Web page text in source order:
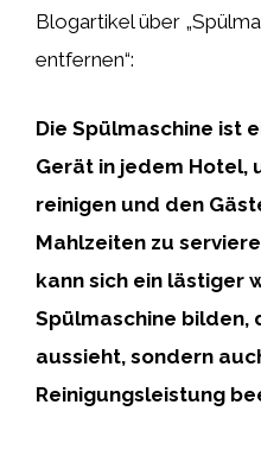
Blogartikel über
entfernen“:
Die Spülmaschine ist
Gerät in jedem Hotel,
reinigen und den
Mahlzeiten zu
kann sich ein lästiger
Spülmaschine bilden,
aussieht, sondern
Reinigungsleistung